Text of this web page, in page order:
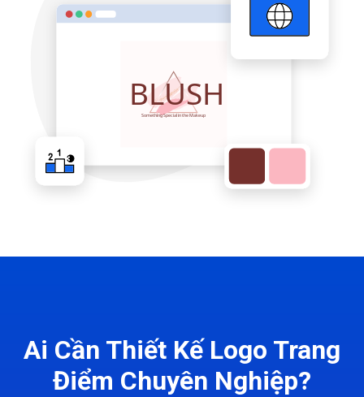
Ai Cần Thiết Kế Logo Trang
Điểm Chuyên Nghiệp?